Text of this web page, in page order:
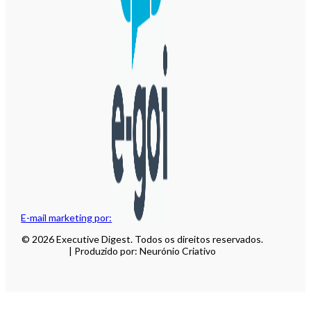
E-mail marketing por:
© 2026 Executive Digest. Todos os direitos reservados.
| Produzido por: Neurónio Criativo